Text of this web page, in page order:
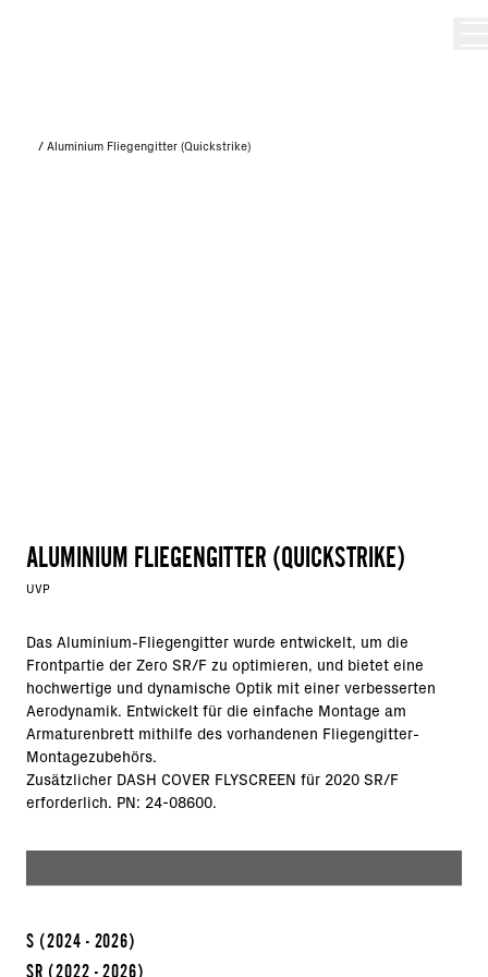
/ Aluminium Fliegengitter (Quickstrike)
ALUMINIUM FLIEGENGITTER (QUICKSTRIKE)
UVP
Das Aluminium-Fliegengitter wurde entwickelt, um die
Frontpartie der Zero SR/F zu optimieren, und bietet eine
hochwertige und dynamische Optik mit einer verbesserten
Aerodynamik. Entwickelt für die einfache Montage am
Armaturenbrett mithilfe des vorhandenen Fliegengitter-
Montagezubehörs.
Zusätzlicher DASH COVER FLYSCREEN für 2020 SR/F
erforderlich. PN: 24-08600.
S (2024 - 2026)
SR (2022 - 2026)